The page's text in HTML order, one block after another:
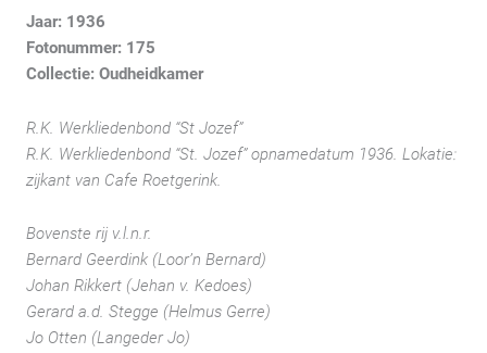
Jaar: 1936
Fotonummer: 175
Collectie: Oudheidkamer
R.K. Werkliedenbond “St Jozef”
R.K. Werkliedenbond “St. Jozef” opnamedatum 1936. Lokatie:
zijkant van Cafe Roetgerink.
Bovenste rij v.l.n.r.
Bernard Geerdink (Loor’n Bernard)
Johan Rikkert (Jehan v. Kedoes)
Gerard a.d. Stegge (Helmus Gerre)
Jo Otten (Langeder Jo)